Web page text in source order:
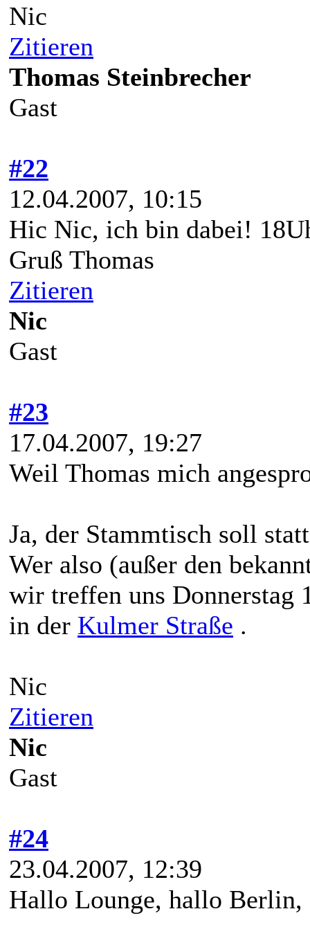
Nic
Zitieren
Thomas Steinbrecher
Gast
#22
12.04.2007, 10:15
Hic Nic, ich bin dabei!
Gruß Thomas
Zitieren
Nic
Gast
#23
17.04.2007, 19:27
Weil Thomas mich
Ja, der Stammtisch soll
Wer also (außer den
wir treffen uns Donnerstag
in der Kulmer Straße .
Nic
Zitieren
Nic
Gast
#24
23.04.2007, 12:39
Hallo Lounge, hallo Berlin,